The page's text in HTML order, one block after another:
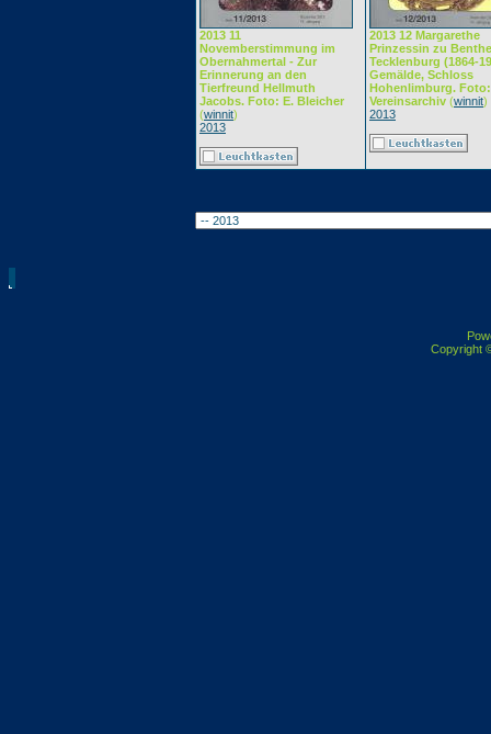
2013 11
Novemberstimmung im
Obernahmertal - Zur
Erinnerung an den
Tierfreund Hellmuth
Jacobs. Foto: E. Bleicher
(winnit)
2013
2013 12 Margarethe
Prinzessin zu
Tecklenburg (1864-
Gemälde, Schloss
Hohenlimburg. Foto:
Vereinsarchiv (winnit)
2013
Copyright